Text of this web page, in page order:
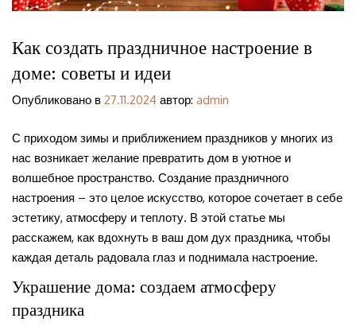
Как создать праздничное настроение в
доме: советы и идеи
Опубликовано в 27.11.2024 автор: admin
С приходом зимы и приближением праздников у многих из
нас возникает желание превратить дом в уютное и
волшебное пространство. Создание праздничного
настроения – это целое искусство, которое сочетает в себе
эстетику, атмосферу и теплоту. В этой статье мы
расскажем, как вдохнуть в ваш дом дух праздника, чтобы
каждая деталь радовала глаз и поднимала настроение.
Украшение дома: создаем атмосферу
праздника